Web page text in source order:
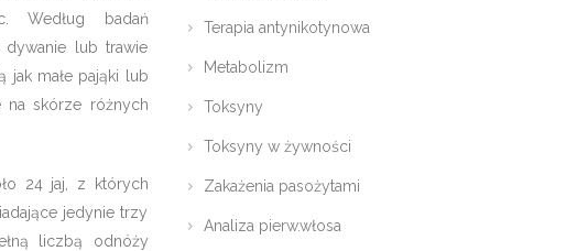
Według badań
lub trawie
małe pająki lub
na skórze różnych
24 jaj, z których
jedynie trzy
liczbą odnóży
Terapia antynikotynowa
Metabolizm
Toksyny
Toksyny w żywności
Zakażenia pasożytami
Analiza pierw.włosa